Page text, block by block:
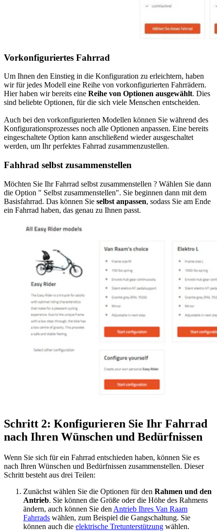
Vorkonfiguriertes Fahrrad
Um Ihnen den Einstieg in die Konfiguration zu erleichtern, haben
wir für jedes Modell eine Reihe von vorkonfigurierten Fahrrädern.
Hier haben wir bereits eine Reihe von Optionen ausgewählt. Dies
sind beliebte Optionen, für die sich viele Menschen entscheiden.
Auch bei den vorkonfigurierten Modellen können Sie während des
Konfigurationsprozesses noch alle Optionen anpassen. Eine bereits
eingeschaltete Option kann anschließend wieder ausgeschaltet
werden, um Ihr perfektes Fahrrad zusammenzustellen.
Fahhrad selbst zusammenstellen
Möchten Sie Ihr Fahrrad selbst zusammenstellen ? Wählen Sie dann
die Option " Selbst zusammenstellen". Sie beginnen dann mit dem
Basisfahrrad. Das können Sie selbst anpassen, sodass Sie am Ende
ein Fahrrad haben, das genau zu Ihnen passt.
Schritt 2: Konfigurieren Sie Ihr Fahrrad
nach Ihren Wünschen und Bedürfnissen
Wenn Sie sich für ein Fahrrad entschieden haben, können Sie es
nach Ihren Wünschen und Bedürfnissen zusammenstellen. Dieser
Schritt besteht aus drei Teilen:
Zunächst wählen Sie die Optionen für den Rahmen und den
Antrieb. Sie können die Größe oder die Höhe des Rahmens
ändern, auch können Sie den Antrieb Ihres Van Raam
Fahrrads wählen, zum Beispiel die Gangschaltung. Sie
können auch die elektrische Tretunterstützung wählen.